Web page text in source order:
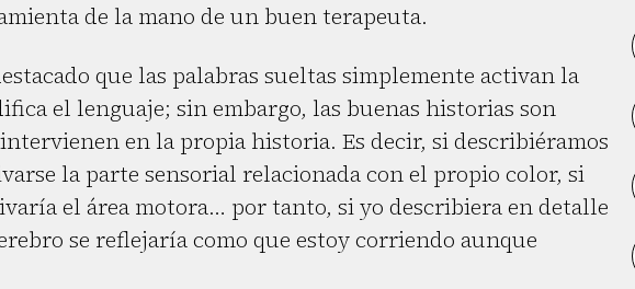
de la mano de un buen terapeuta.
que las palabras sueltas simplemente activan la
el lenguaje; sin embargo, las buenas historias son
en la propia historia. Es decir, si describiéramos
la parte sensorial relacionada con el propio color, si
el área motora… por tanto, si yo describiera en detalle
se reflejaría como que estoy corriendo aunque